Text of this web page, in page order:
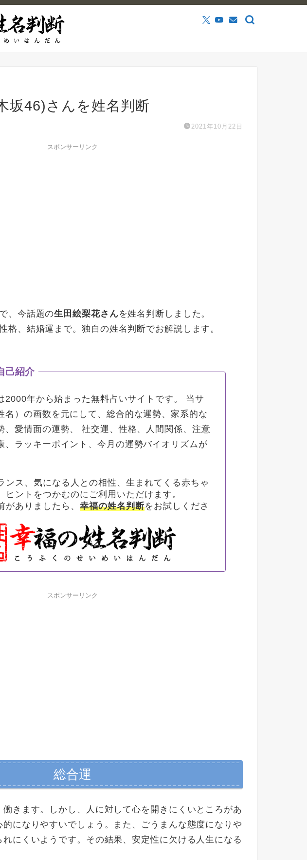
坂46)さんを姓名判断
2021年10月22日
スポンサーリンク
で、今話題の生田絵梨花さんを姓名判断しました。
格、結婚運まで。独自の姓名判断でお解説します。
2000年から始まった無料占いサイトです。
当サ
名）の画数を元にして、総合的な運勢、家系的な
、愛情面の運勢、 社交運、性格、人間関係、注意
、ラッキーポイント、今月の運勢バイオリズムが
ンス、気になる人との相性、生まれてくる赤ちゃ
ヒントをつかむのにご利用いただけます。
がありましたら、幸福の姓名判断をお試しくださ
スポンサーリンク
総合運
きます。しかし、人に対して心を開きにくいところがあ
になりやすいでしょう。また、ごうまんな態度になりや
にくいようです。その結果、安定性に欠ける人生になる